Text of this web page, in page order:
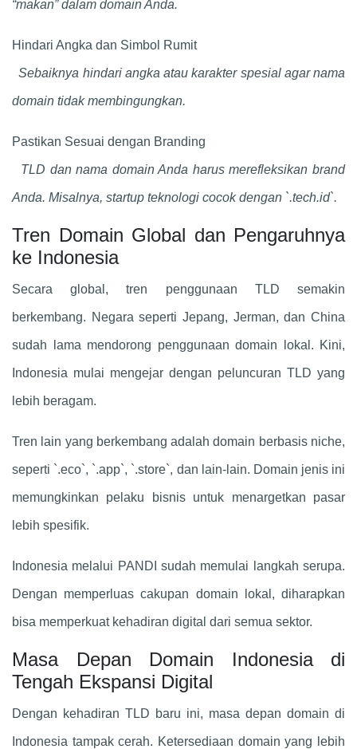
“makan” dalam domain Anda.
Hindari Angka dan Simbol Rumit
Sebaiknya hindari angka atau karakter spesial agar nama
domain tidak membingungkan.
Pastikan Sesuai dengan Branding
TLD dan nama domain Anda harus merefleksikan brand
Anda. Misalnya, startup teknologi cocok dengan `.tech.id`.
Tren Domain Global dan Pengaruhnya
ke Indonesia
Secara global, tren penggunaan TLD semakin
berkembang. Negara seperti Jepang, Jerman, dan China
sudah lama mendorong penggunaan domain lokal. Kini,
Indonesia mulai mengejar dengan peluncuran TLD yang
lebih beragam.
Tren lain yang berkembang adalah domain berbasis niche,
seperti `.eco`, `.app`, `.store`, dan lain-lain. Domain jenis ini
memungkinkan pelaku bisnis untuk menargetkan pasar
lebih spesifik.
Indonesia melalui PANDI sudah memulai langkah serupa.
Dengan memperluas cakupan domain lokal, diharapkan
bisa memperkuat kehadiran digital dari semua sektor.
Masa Depan Domain Indonesia di
Tengah Ekspansi Digital
Dengan kehadiran TLD baru ini, masa depan domain di
Indonesia tampak cerah. Ketersediaan domain yang lebih